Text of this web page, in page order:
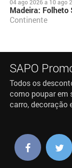
04 ago 2026 a 10 ago
Madeira: Folheto
Continente
SAPO
Todos os
como poupar em
carro, decoração